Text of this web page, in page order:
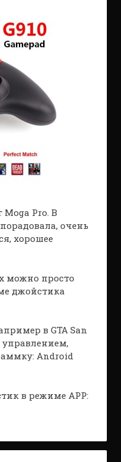
Moga Pro. В
очень
хорошее
можно просто
джойстика
в GTA San
Android
в режиме APP: